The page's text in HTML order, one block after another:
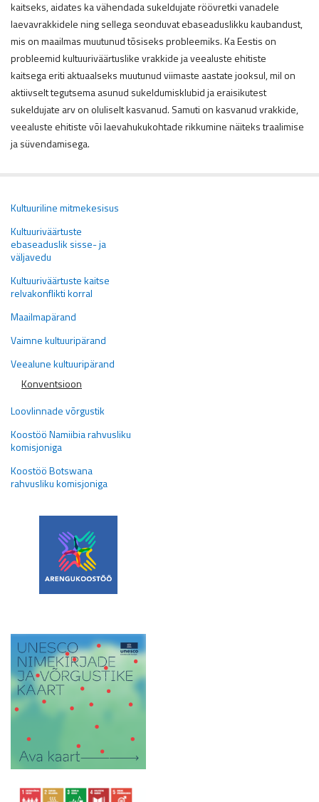
Kultuuriline mitmekesisus
Kultuuriväärtuste
ebaseaduslik sisse- ja
väljavedu
Kultuuriväärtuste kaitse
relvakonflikti korral
Maailmapärand
Vaimne kultuuripärand
Veealune kultuuripärand
Konventsioon
Loovlinnade võrgustik
Koostöö Namiibia rahvusliku
komisjoniga
Koostöö Botswana
rahvusliku komisjoniga
kaitseks, aidates ka vähendada sukeldujate röövretki vanadele
laevavrakkidele ning sellega seonduvat ebaseaduslikku kaubandust,
mis on maailmas muutunud tõsiseks probleemiks. Ka Eestis on
probleemid kultuuriväärtuslike vrakkide ja veealuste ehitiste
kaitsega eriti aktuaalseks muutunud viimaste aastate jooksul, mil on
aktiivselt tegutsema asunud sukeldumisklubid ja eraisikutest
sukeldujate arv on oluliselt kasvanud. Samuti on kasvanud vrakkide,
veealuste ehitiste või laevahukukohtade rikkumine näiteks traalimise
ja süvendamisega.